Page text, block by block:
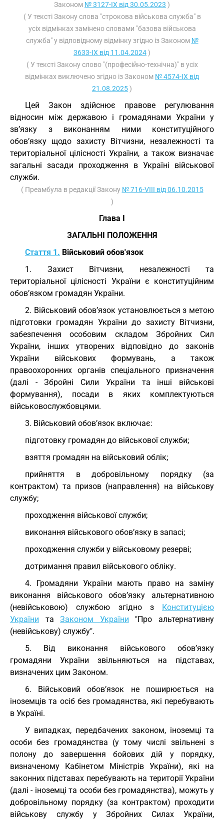
Законом № 3127-IX від 30.05.2023 )
( У тексті Закону слова "строкова військова служба" в
усіх відмінках замінено словами "базова військова
служба" у відповідному відмінку згідно із Законом №
3633-IX від 11.04.2024)
( У тексті Закону слово "(професійно-технічна)" в усіх
відмінках виключено згідно із Законом № 4574-IX від
21.08.2025)
Цей Закон здійснює правове регулювання
відносин між державою і громадянами України у
зв’язку з виконанням ними конституційного
обов’язку щодо захисту Вітчизни, незалежності та
територіальної цілісності України, а також визначає
загальні засади проходження в Україні військової
служби.
( Преамбула в редакції Закону № 716-VIII від 06.10.2015
)
Глава I
ЗАГАЛЬНІ ПОЛОЖЕННЯ
Стаття 1. Військовий обов'язок
1. Захист Вітчизни, незалежності та
територіальної цілісності України є конституційним
обов’язком громадян України.
2. Військовий обов’язок установлюється з метою
підготовки громадян України до захисту Вітчизни,
забезпечення особовим складом Збройних Сил
України, інших утворених відповідно до законів
України військових формувань, а також
правоохоронних органів спеціального призначення
(далі - Збройні Сили України та інші військові
формування), посади в яких комплектуються
військовослужбовцями.
3. Військовий обов’язок включає:
підготовку громадян до військової служби;
взяття громадян на військовий облік;
прийняття в добровільному порядку (за
контрактом) та призов (направлення) на військову
службу;
проходження військової служби;
виконання військового обов’язку в запасі;
проходження служби у військовому резерві;
дотримання правил військового обліку.
4. Громадяни України мають право на заміну
виконання військового обов’язку альтернативною
(невійськовою) службою згідно з Конституцією
України таЗаконом України "Про альтернативну
(невійськову) службу".
5. Від виконання військового обов’язку
громадяни України звільняються на підставах,
визначених цим Законом.
6. Військовий обов’язок не поширюється на
іноземців та осіб без громадянства, які перебувають
в Україні.
У випадках, передбачених законом, іноземці та
особи без громадянства (у тому числі звільнені з
полону до завершення бойових дій у порядку,
визначеному Кабінетом Міністрів України), які на
законних підставах перебувають на території України
(далі - іноземці та особи без громадянства), можуть у
добровільному порядку (за контрактом) проходити
військову службу у Збройних Силах України,